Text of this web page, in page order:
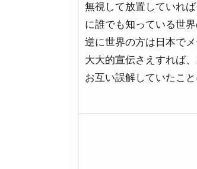
無視して放置していれ
に誰でも知っている世
逆に世界の方は日本で
大大的宣伝さえすれば
お互い誤解していたこと